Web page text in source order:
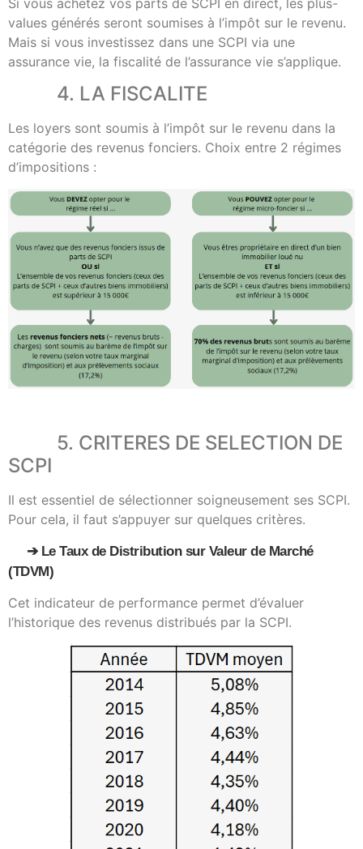
values générés seront soumises à l’impôt sur le revenu.
Mais si vous investissez dans une SCPI via une
assurance vie, la fiscalité de l’assurance vie s’applique.
4. LA FISCALITE
Les loyers sont soumis à l’impôt sur le revenu dans la
catégorie des revenus fonciers. Choix entre 2 régimes
d’impositions :
5. CRITERES DE SELECTION DE
SCPI
Il est essentiel de sélectionner soigneusement ses SCPI.
Pour cela, il faut s’appuyer sur quelques critères.
➔ Le Taux de Distribution sur Valeur de Marché
(TDVM)
Cet indicateur de performance permet d’évaluer
l’historique des revenus distribués par la SCPI.